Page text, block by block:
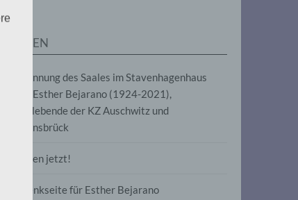
SEITEN
Benennung des Saales im Stavenhagenhaus
nach Esther Bejarano (1924-2021),
Überlebende der KZ Auschwitz und
Ravensbrück
Frieden jetzt!
Gedenkseite für Esther Bejarano